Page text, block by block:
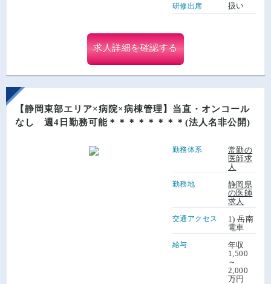
研修出席
扱い
求人詳細を確認する
【静岡東部エリア×病院×病棟管理】当直・オンコール
なし 週4日勤務可能＊＊＊＊＊＊＊＊(法人名非公開)
勤務体系
常勤の
医師求
人
勤務地
静岡県
の医師
求人
交通アクセス
1) 岳南
電車
給与
年収
1,500
～
2,000
万円